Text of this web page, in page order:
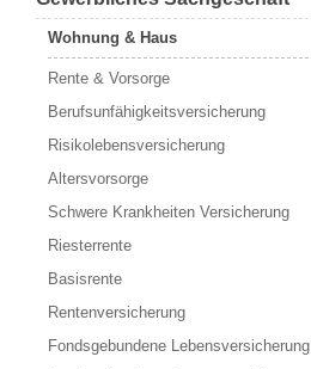
Wohnung & Haus
Rente & Vorsorge
Berufs­unfähigkeitsversicherung
Risikolebensversicherung
Altersvorsorge
Schwere Krankheiten Versicherung
Riesterrente
Basisrente
Rentenversicherung
Fondsgebundene Lebensversicherung